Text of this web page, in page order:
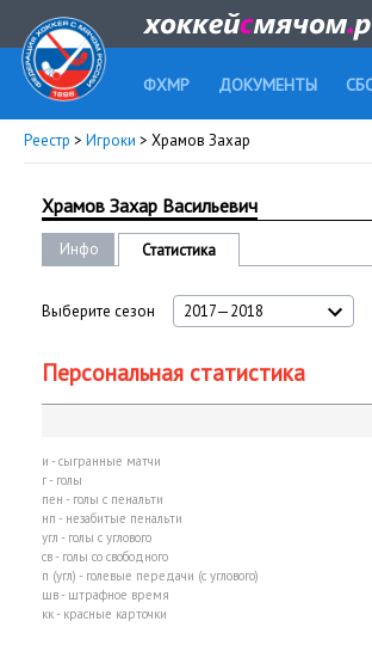
ФХМР ДОКУМЕНТЫ
Реестр > Игроки > Храмов Захар
Храмов Захар Васильевич
Инфо Статистика
Выберите сезон 2017—2018
Персональная статистика
и - сыгранные матчи
г - голы
пен - голы с пенальти
нп - незабитые пенальти
угл - голы с углового
св - голы со свободного
п (угл) - голевые передачи (с углового)
шв - штрафное время
кк - красные карточки